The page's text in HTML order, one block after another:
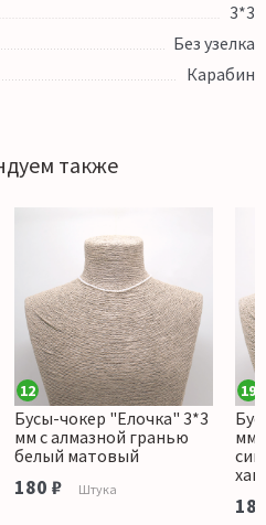
3*3
Без узелка
Карабин
также
12
Бусы-чокер "Елочка" 3*3
мм с алмазной гранью
белый матовый
180 ₽ Штука
19
мм